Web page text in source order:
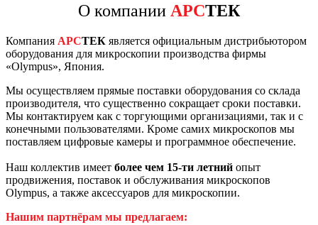
О компании АРСТЕК
Компания АРСТЕК является официальным дистрибьютором
оборудования для микроскопии производства фирмы
«Olympus», Япония.
Мы осуществляем прямые поставки оборудования со склада
производителя, что существенно сокращает сроки поставки.
Мы контактируем как с торгующими организациями, так и с
конечными пользователями. Кроме самих микроскопов мы
поставляем цифровые камеры и программное обеспечение.
Наш коллектив имеет более чем 15-ти летний опыт
продвижения, поставок и обслуживания микроскопов
Olympus, а также аксессуаров для микроскопии.
Нашим партнёрам мы предлагаем: